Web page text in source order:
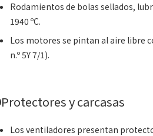
Rodamientos de bolas sellados,
1940 ºC.
Los motores se pintan al aire libre
n.º 5Y 7/1).
Protectores y carcasas
Los ventiladores presentan